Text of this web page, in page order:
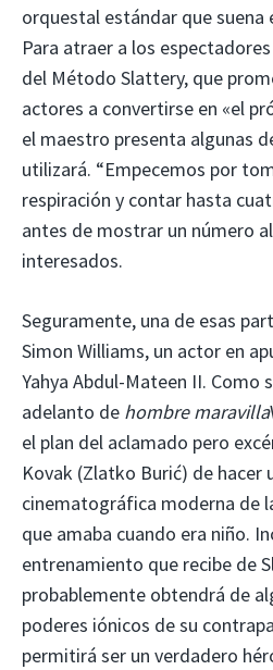
orquestal estándar que suena
Para atraer a los
del Método Slattery, que
actores a convertirse en «el
el maestro presenta algunas
utilizará. “Empecemos por
respiración y contar hasta
antes de mostrar un número
interesados.
Seguramente, una de esas
Simon Williams, un actor en
Yahya Abdul-Mateen II. Como
adelanto de hombre maravilla
el plan del aclamado pero
Kovak (Zlatko Burić) de hacer
cinematográfica moderna de
que amaba cuando era niño.
entrenamiento que recibe de
probablemente obtendrá de
poderes iónicos de su
permitirá ser un verdadero